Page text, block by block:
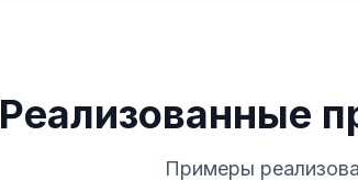
Реализованные
Примеры